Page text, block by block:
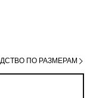
ПО РАЗМЕРАМ